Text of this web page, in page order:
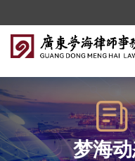
关于梦海
专业领域
专业人员
梦海动态 梦海